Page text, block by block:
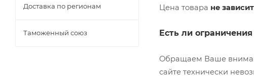
Цена товара не зависит
Есть ли
Обращаем Ваше
сайте технически
Доставка по регионам
Таможенный союз